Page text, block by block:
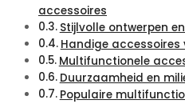
accessoires
Stijlvolle ontwerpen
Handige accessoires
Multifunctionele
Duurzaamheid en
Populaire